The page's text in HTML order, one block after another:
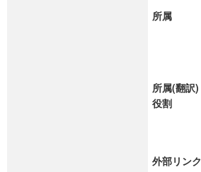
所属
所属(翻訳)
役割
外部リンク